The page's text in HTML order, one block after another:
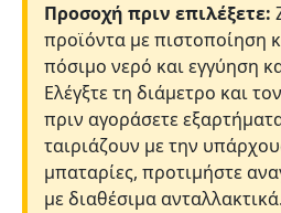
Προσοχή πριν επιλέξετε:
προϊόντα με πιστοποίηση
πόσιμο νερό και εγγύηση
Ελέγξτε τη διάμετρο και
πριν αγοράσετε
ταιριάζουν με την
μπαταρίες, προτιμήστε
με διαθέσιμα ανταλλακτικά.